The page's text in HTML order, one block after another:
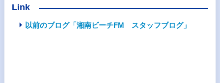
Link
以前のブログ「湘南ビーチFM スタッフブログ」